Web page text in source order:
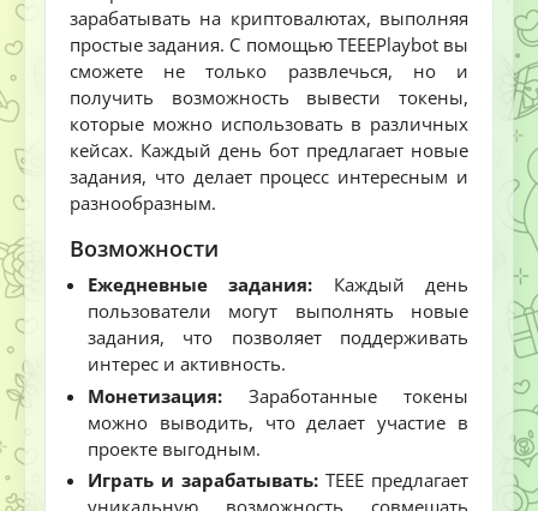
зарабатывать на криптовалютах, выполняя
простые задания. С помощью TEEEPlaybot вы
сможете не только развлечься, но и
получить возможность вывести токены,
которые можно использовать в различных
кейсах. Каждый день бот предлагает новые
задания, что делает процесс интересным и
разнообразным.
Возможности
Ежедневные задания: Каждый день
пользователи могут выполнять новые
задания, что позволяет поддерживать
интерес и активность.
Монетизация: Заработанные токены
можно выводить, что делает участие в
проекте выгодным.
Играть и зарабатывать: TEEE предлагает